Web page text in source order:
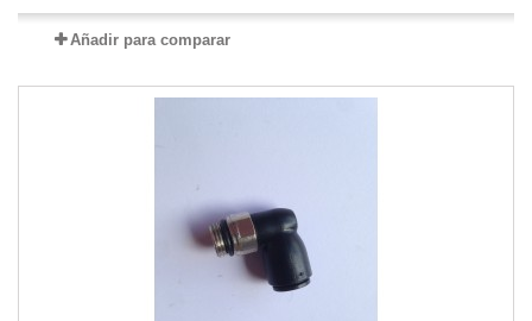
Añadir para comparar